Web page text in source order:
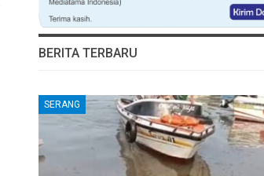
BERITA TERBARU
SERANG